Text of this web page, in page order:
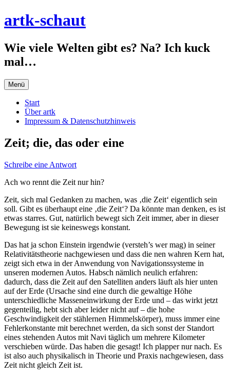
Inhalt
artk-schaut
Wie viele Welten gibt es? Na? Ich kuck
mal…
Menü
Start
Über artk
Impressum & Datenschutzhinweis
Zeit; die, das oder eine
Schreibe eine Antwort
Ach wo rennt die Zeit nur hin?
Zeit, sich mal Gedanken zu machen, was ‚die Zeit‘ eigentlich sein
soll. Gibt es überhaupt eine ‚die Zeit‘? Da könnte man denken, es ist
etwas starres. Gut, natürlich bewegt sich Zeit immer, aber in dieser
Bewegung ist sie keineswegs konstant.
Das hat ja schon Einstein irgendwie (versteh’s wer mag) in seiner
Relativitätstheorie nachgewiesen und dass die nen wahren Kern hat,
zeigt sich etwa in der Anwendung von Navigationssysteme in
unseren modernen Autos. Habsch nämlich neulich erfahren:
dadurch, dass die Zeit auf den Satelliten anders läuft als hier unten
auf der Erde (Ursache sind eine durch die gewaltige Höhe
unterschiedliche Masseneinwirkung der Erde und – das wirkt jetzt
gegenteilig, hebt sich aber leider nicht auf – die hohe
Geschwindigkeit der stählernen Himmelskörper), muss immer eine
Fehlerkonstante mit berechnet werden, da sich sonst der Standort
eines stehenden Autos mit Navi täglich um mehrere Kilometer
verschieben würde. Das haben die gesagt! Ich plapper nur nach. Es
ist also auch physikalisch in Theorie und Praxis nachgewiesen, dass
Zeit nicht gleich Zeit ist.